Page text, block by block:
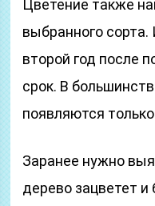
Цветение также
выбранного
второй год после
срок. В
появляются
Заранее нужно
дерево зацветет и